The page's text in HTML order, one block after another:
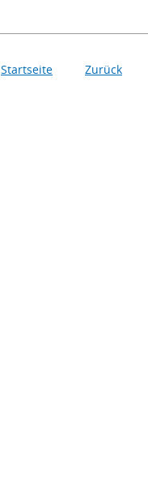
Startseite Zurück